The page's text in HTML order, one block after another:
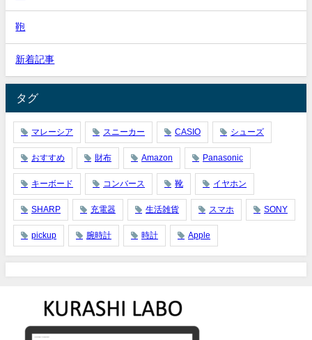
鞄
新着記事
タグ
マレーシア スニーカー CASIO シューズ
おすすめ 財布 Amazon Panasonic
キーボード コンバース 靴 イヤホン
SHARP 充電器 生活雑貨 スマホ SONY
pickup 腕時計 時計 Apple